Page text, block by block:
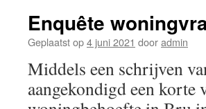
Enquête
Geplaatst op4 juni 2021 dooradmin
Middels een schrijven
aangekondigd een korte